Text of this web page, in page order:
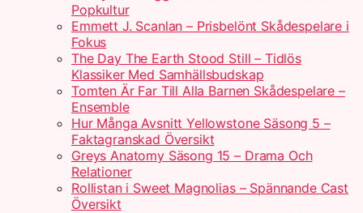
Popkultur
Emmett J. Scanlan – Prisbelönt Skådespelare i
Fokus
The Day The Earth Stood Still – Tidlös
Klassiker Med Samhällsbudskap
Tomten Är Far Till Alla Barnen Skådespelare –
Ensemble
Hur Många Avsnitt Yellowstone Säsong 5 –
Faktagranskad Översikt
Greys Anatomy Säsong 15 – Drama Och
Relationer
Rollistan i Sweet Magnolias – Spännande Cast
Översikt